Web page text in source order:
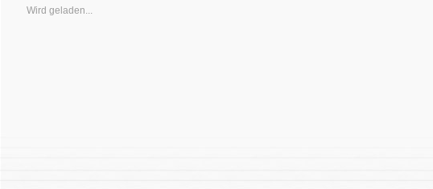
Wird geladen...